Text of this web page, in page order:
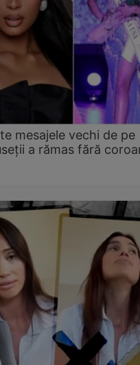
mesajele vechi de pe
a rămas fără